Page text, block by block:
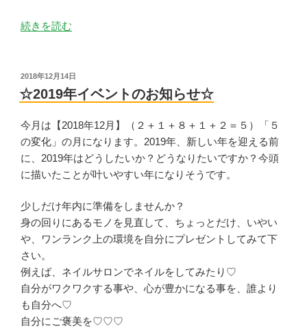
“数
み
る
月、
ふ
た
ご
の
新
月”
の
続きを読む
投
稿
日:
2018年12月14日
☆2019年イベントのお知らせ☆
今月は【2018年12月】（２＋１＋８＋１＋２＝５）「５
の変化」の月になります。2019年、新しい年を迎える前
に、2019年はどうしたいか？どうなりたいですか？今頭
に描いたことが叶いやすい年になりそうです。
少しだけ年内に準備をしませんか？
身の回りにあるモノを見直して、ちょっとだけ、いやい
や、ワンランク上の環境を自分にプレゼントしてみて下
さい。
例えば、ネイルサロンでネイルをしてみたり♡
自分がワクワクする事や、心が豊かになる事を、誰より
も自分へ♡
自分にご褒美を♡♡♡